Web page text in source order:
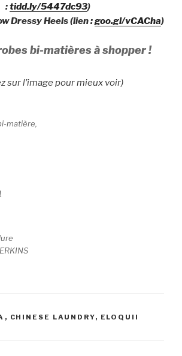
:tidd.ly/5447dc93)
Dressy Heels (lien :goo.gl/vCACha)
bi-matières à shopper !
sur l’image pour mieux voir)
matière,
, CHINESE LAUNDRY, ELOQUII